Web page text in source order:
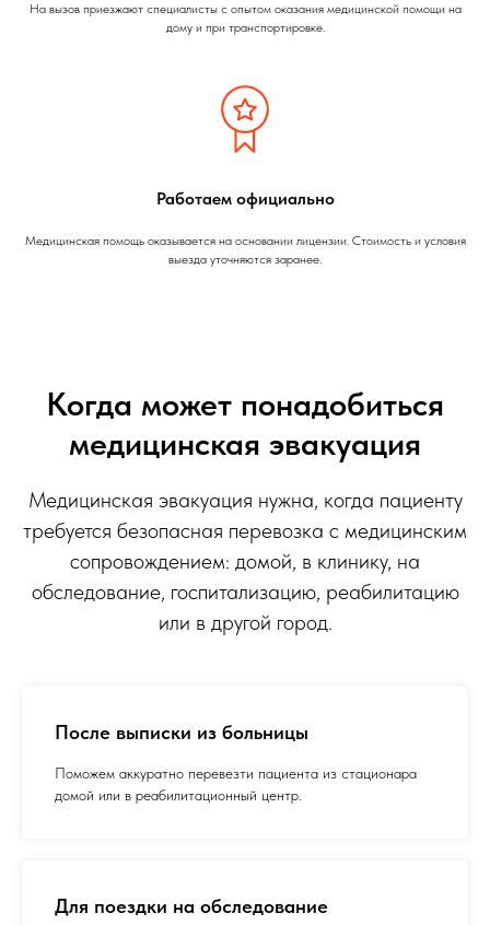
На вызов приезжают специалисты с опытом оказания медицинской помощи на
дому и при транспортировке.
Работаем официально
Медицинская помощь оказывается на основании лицензии. Стоимость и условия
выезда уточняются заранее.
Когда может понадобиться
медицинская эвакуация
Медицинская эвакуация нужна, когда пациенту
требуется безопасная перевозка с медицинским
сопровождением: домой, в клинику, на
обследование, госпитализацию, реабилитацию
или в другой город.
После выписки из больницы
Поможем аккуратно перевезти пациента из стационара
домой или в реабилитационный центр.
Для поездки на обследование